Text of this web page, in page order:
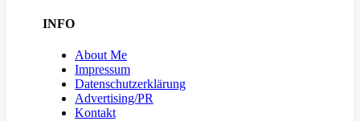
INFO
About Me
Impressum
Datenschutzerklärung
Advertising/PR
Kontakt